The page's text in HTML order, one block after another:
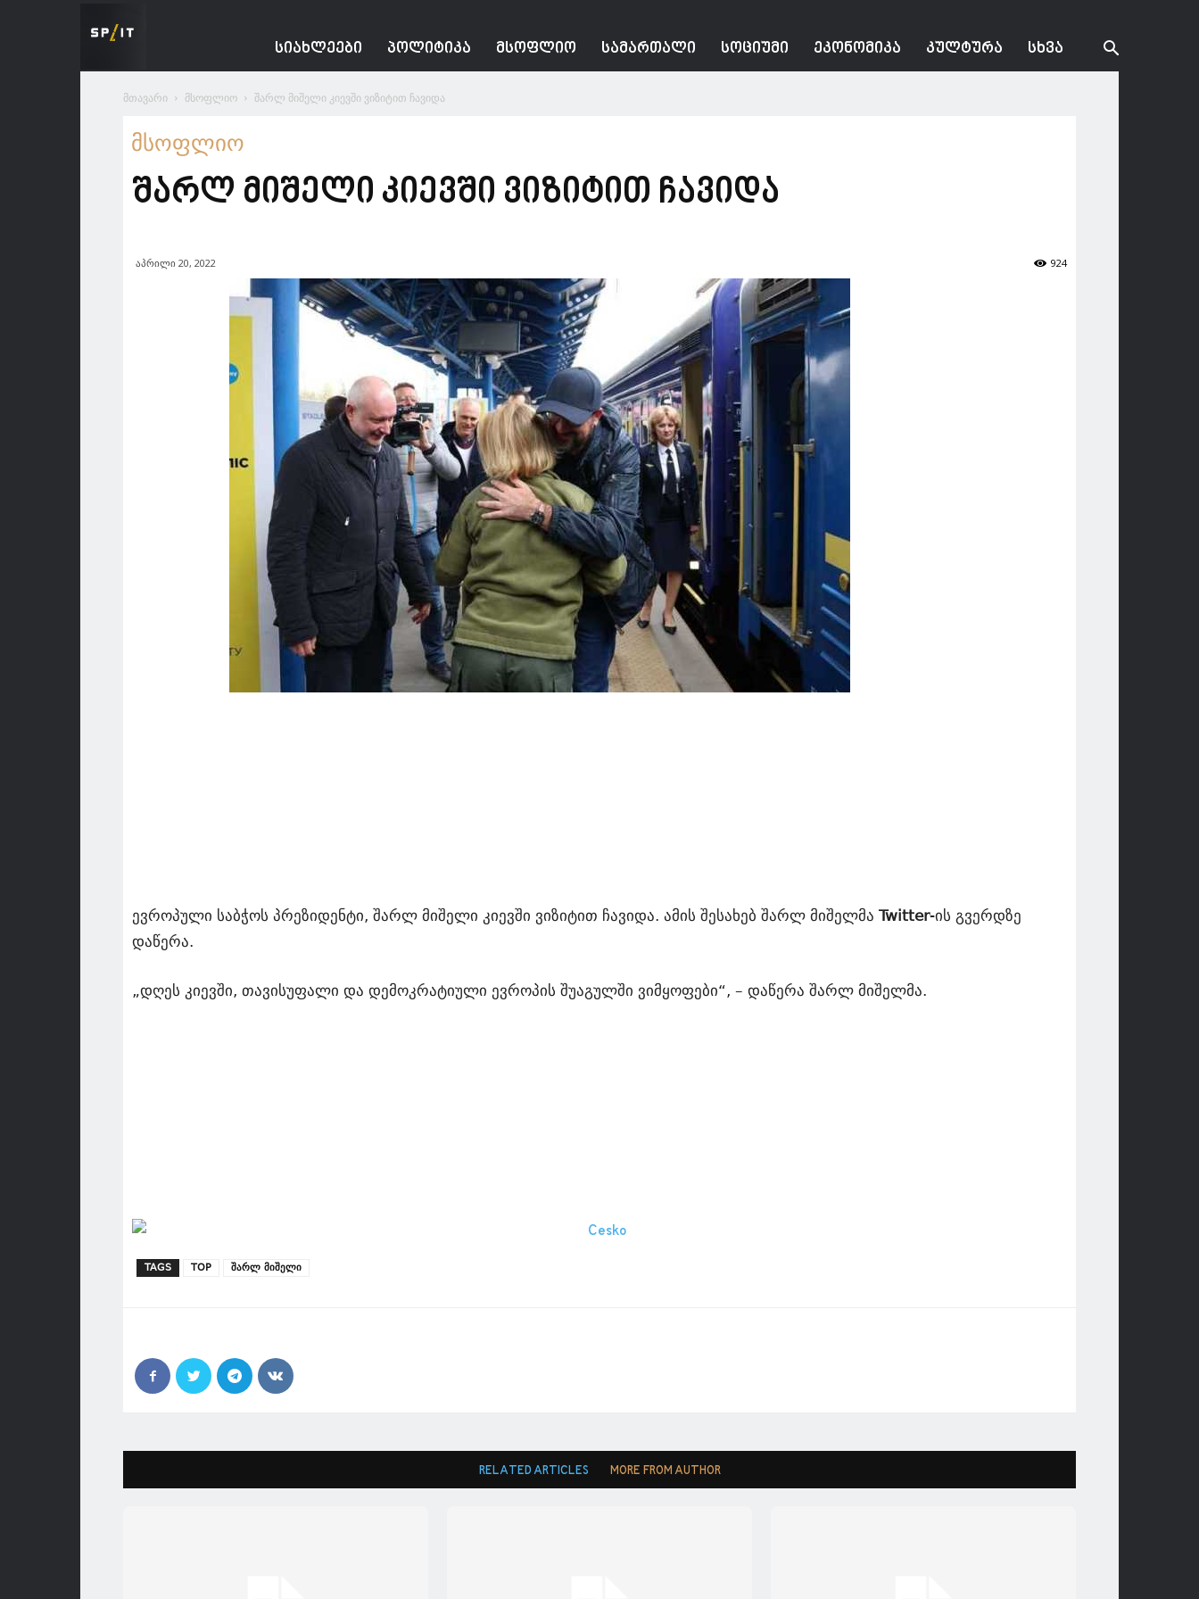
ᲡᲘᲐᲮᲚᲔᲔᲑᲘ ᲞᲝᲚᲘᲢᲘᲙᲐ ᲛᲡᲝᲤᲚᲘᲝ ᲡᲐᲛᲐᲠᲗᲐᲚᲘ ᲡᲝᲪᲘᲣᲛᲘ ᲔᲙᲝᲜᲝᲛᲘᲙᲐ ᲙᲣᲚᲢᲣᲠᲐ ᲡᲮᲕᲐ
მთავარი მსოფლიო შარლ მიშელი კიევში ვიზიტით ჩავიდა
მსოფლიო
შარლ მიშელი კიევში ვიზიტით ჩავიდა
აპრილი 20, 2022 924
ევროპული საბჭოს პრეზიდენტი, შარლ მიშელი კიევში ვიზიტით ჩავიდა. ამის შესახებ შარლ მიშელმა Twitter-ის გვერდზე
დაწერა.
„დღეს კიევში, თავისუფალი და დემოკრატიული ევროპის შუაგულში ვიმყოფები“, – დაწერა შარლ მიშელმა.
TAGS TOP შარლ მიშელი
RELATED ARTICLES MORE FROM AUTHOR